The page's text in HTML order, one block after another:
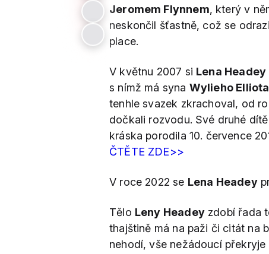
Jeromem Flynnem, který v
neskončil šťastně, což se
place.
V květnu 2007 si Lena Headey
s nímž má syna Wylieho
tenhle svazek zkrachoval, od
dočkali rozvodu. Své druhé
kráska porodila 10. července
ČTĚTE ZDE>>
V roce 2022 se Lena Headey
Tělo Leny Headeyzdobí řada
thajštině má na paži či citát na
nehodí, vše nežádoucí překryje